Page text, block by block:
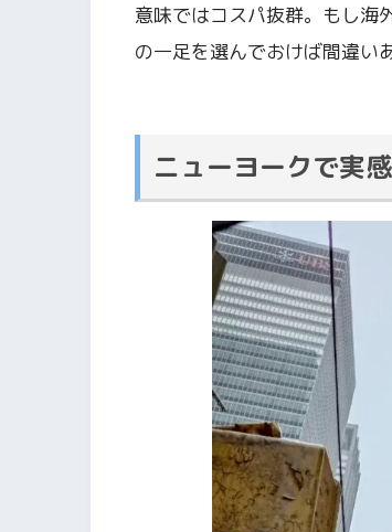
意味ではコスパ抜群。もし海
の一足を選んでおけば間違い
ニューヨークで実